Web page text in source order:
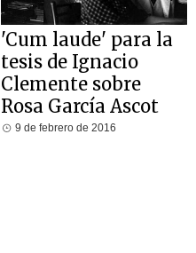
'Cum laude' para la
tesis de Ignacio
Clemente sobre
Rosa García Ascot
9 de febrero de 2016